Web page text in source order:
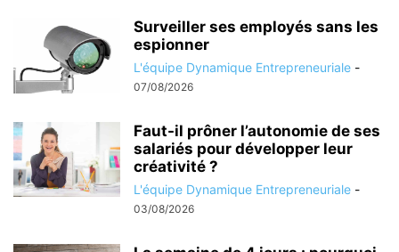
Surveiller ses employés sans les
espionner
L'équipe Dynamique Entrepreneuriale -
07/08/2026
Faut-il prôner l’autonomie de ses
salariés pour développer leur
créativité ?
L'équipe Dynamique Entrepreneuriale -
03/08/2026